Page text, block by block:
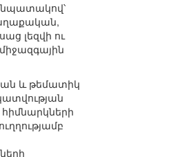
նպատակով՝
լեզվի ու
և թեմատիկ